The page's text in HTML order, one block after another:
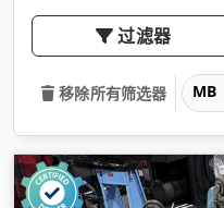
过滤器
移除所有筛选器 MB